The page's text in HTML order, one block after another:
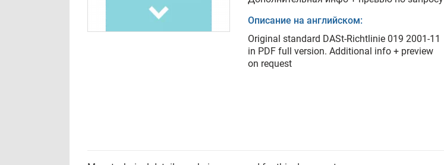
Описание на английском:
Original standard DASt-Richtlinie 019 2001-11
in PDF full version. Additional info + preview
on request